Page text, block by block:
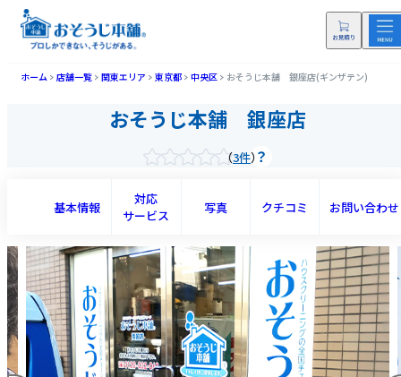
ホーム 店舗一覧 関東エリア 東京都 中央区 おそうじ本舗 銀座店(ギンザテン)
おそうじ本舗 銀座店
3件
基本情報
対応
サービス
写真 クチコミ お問い合わせ